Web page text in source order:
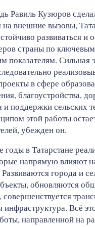
Равиль Кузюров
на внешние вызовы,
развиваться и
страны по
показателям. Сильная
в сфере
благоустройства,
и поддержки сельских
этой работы
убежден он.
годы в Татарстане
напрямую влияют
города и
обновляются
совершенствуется
Всё
направленной на